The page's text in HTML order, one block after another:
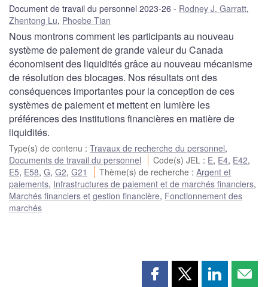
Document de travail du personnel 2023-26 Rodney J. Garratt,
Zhentong Lu, Phoebe Tian
Nous montrons comment les participants au nouveau
système de paiement de grande valeur du Canada
économisent des liquidités grâce au nouveau mécanisme
de résolution des blocages. Nos résultats ont des
conséquences importantes pour la conception de ces
systèmes de paiement et mettent en lumière les
préférences des institutions financières en matière de
liquidités.
Type(s) de contenu : Travaux de recherche du personnel,
Documents de travail du personnel
Code(s) JEL : E, E4, E42,
E5, E58, G, G2, G21 Thème(s) de recherche :Argent et
paiements, Infrastructures de paiement et de marchés financiers,
Marchés financiers et gestion financière, Fonctionnement des
marchés
PartagerPartagerPartager